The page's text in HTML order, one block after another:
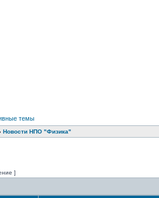
темы
Новости НПО "Физика"
]